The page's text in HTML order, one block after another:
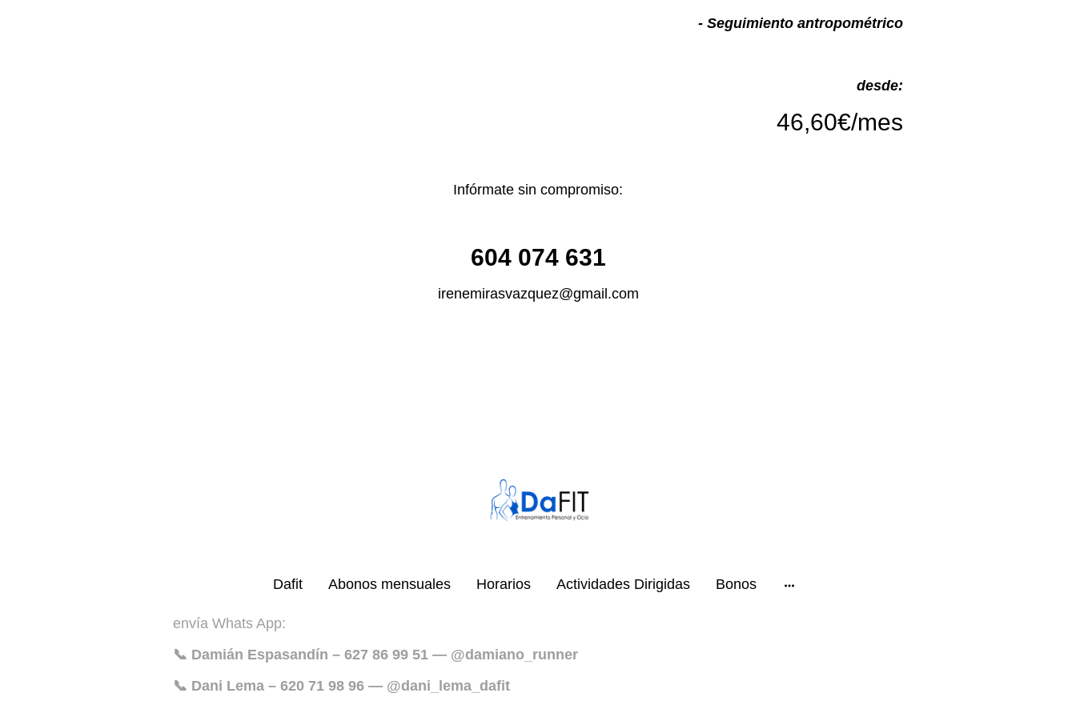
- Seguimiento antropométrico
desde:
46,60€/mes
Infórmate sin compromiso:
604 074 631
irenemirasvazquez@gmail.com
Dafit Abonos mensuales Horarios Actividades Dirigidas Bonos
envía Whats App:
📞 Damián Espasandín – 627 86 99 51 — @damiano_runner
📞 Dani Lema – 620 71 98 96 — @dani_lema_dafit